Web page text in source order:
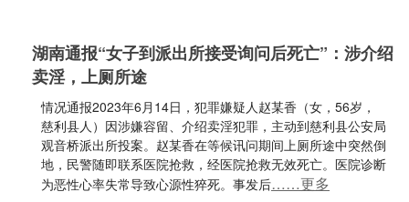
湖南通报“女子到派出所接受询问后死亡”：涉介绍
卖淫，上厕所途
情况通报2023年6月14日，犯罪嫌疑人赵某香（女，56岁，
慈利县人）因涉嫌容留、介绍卖淫犯罪，主动到慈利县公安局
观音桥派出所投案。赵某香在等候讯问期间上厕所途中突然倒
地，民警随即联系医院抢救，经医院抢救无效死亡。医院诊断
为恶性心率失常导致心源性猝死。事发后……更多